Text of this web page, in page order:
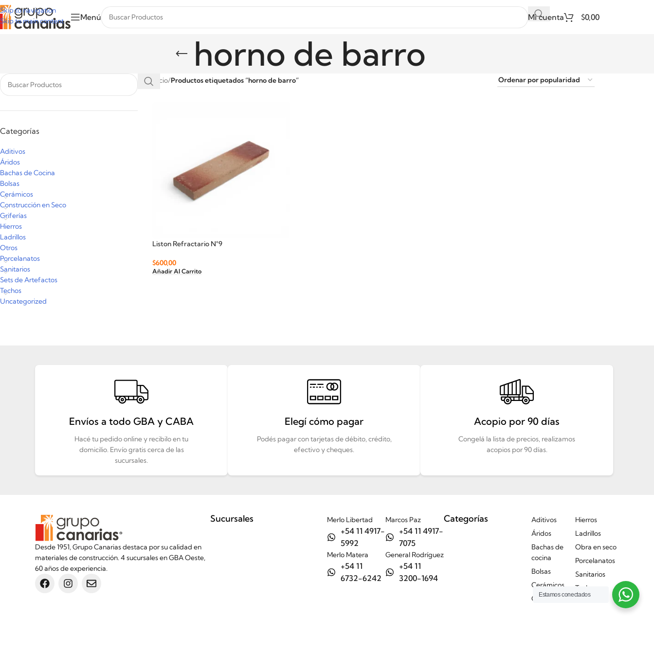
Skip to navigation
Skip to main content
Menú Mi cuenta $0,00
horno de barro
Categorías
Aditivos
Áridos
Bachas de Cocina
Bolsas
Cerámicos
Construcción en Seco
Griferías
Hierros
Ladrillos
Otros
Porcelanatos
Sanitarios
Sets de Artefactos
Techos
Uncategorized
Inicio/Productos etiquetados “horno de barro”
Liston Refractario N°9
$600,00
Añadir Al Carrito
Envíos a todo GBA y CABA
Hacé tu pedido online y recibilo en tu
domicilio. Envío gratis cerca de las
sucursales.
Elegí cómo pagar
Podés pagar con tarjetas de débito, crédito,
efectivo y cheques.
Acopio por 90 días
Congelá la lista de precios, realizamos
acopios por 90 días.
Desde 1951, Grupo Canarias destaca por su calidad en
materiales de construcción. 4 sucursales en GBA Oeste,
60 años de experiencia.
Sucursales Merlo Libertad
+54 11 4917-
5992
Merlo Matera
+54 11
6732-6242
Marcos Paz
+54 11 4917-
7075
General Rodríguez
+54 11
3200-1694
Categorías
Aditivos
Áridos
Bachas de
cocina
Bolsas
Cerámicos
Griferías
Hierros
Ladrillos
Obra en seco
Porcelanatos
Sanitarios
Techos
Estamos conectados